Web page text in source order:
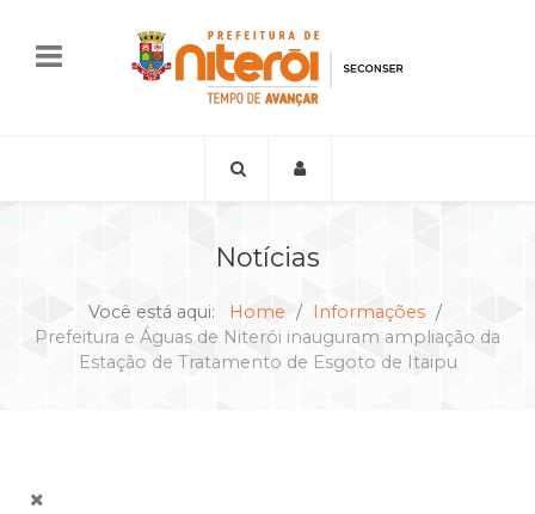
Notícias
Você está aqui: Home
Informações
Prefeitura e Águas de Niterói inauguram ampliação da
Estação de Tratamento de Esgoto de Itaipu